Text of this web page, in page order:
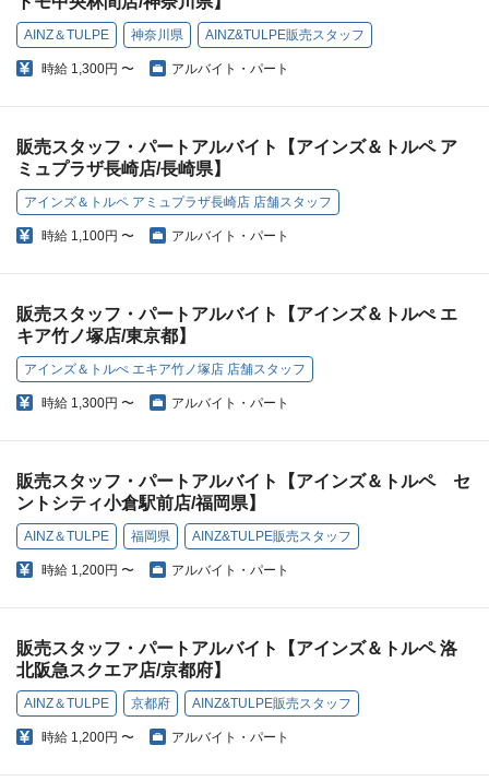
AINZ＆TULPE 神奈川県 AINZ&TULPE販売スタッフ
時給 1,300円 〜 アルバイト・パート
販売スタッフ・パートアルバイト【アインズ＆トルペ ア
ミュプラザ長崎店/長崎県】
アインズ＆トルペ アミュプラザ長崎店 店舗スタッフ
時給 1,100円 〜 アルバイト・パート
販売スタッフ・パートアルバイト【アインズ＆トルぺ エ
キア竹ノ塚店/東京都】
アインズ＆トルぺ エキア竹ノ塚店 店舗スタッフ
時給 1,300円 〜 アルバイト・パート
販売スタッフ・パートアルバイト【アインズ＆トルペ セ
ントシティ小倉駅前店/福岡県】
AINZ＆TULPE 福岡県 AINZ&TULPE販売スタッフ
時給 1,200円 〜 アルバイト・パート
販売スタッフ・パートアルバイト【アインズ＆トルペ 洛
北阪急スクエア店/京都府】
AINZ＆TULPE 京都府 AINZ&TULPE販売スタッフ
時給 1,200円 〜 アルバイト・パート